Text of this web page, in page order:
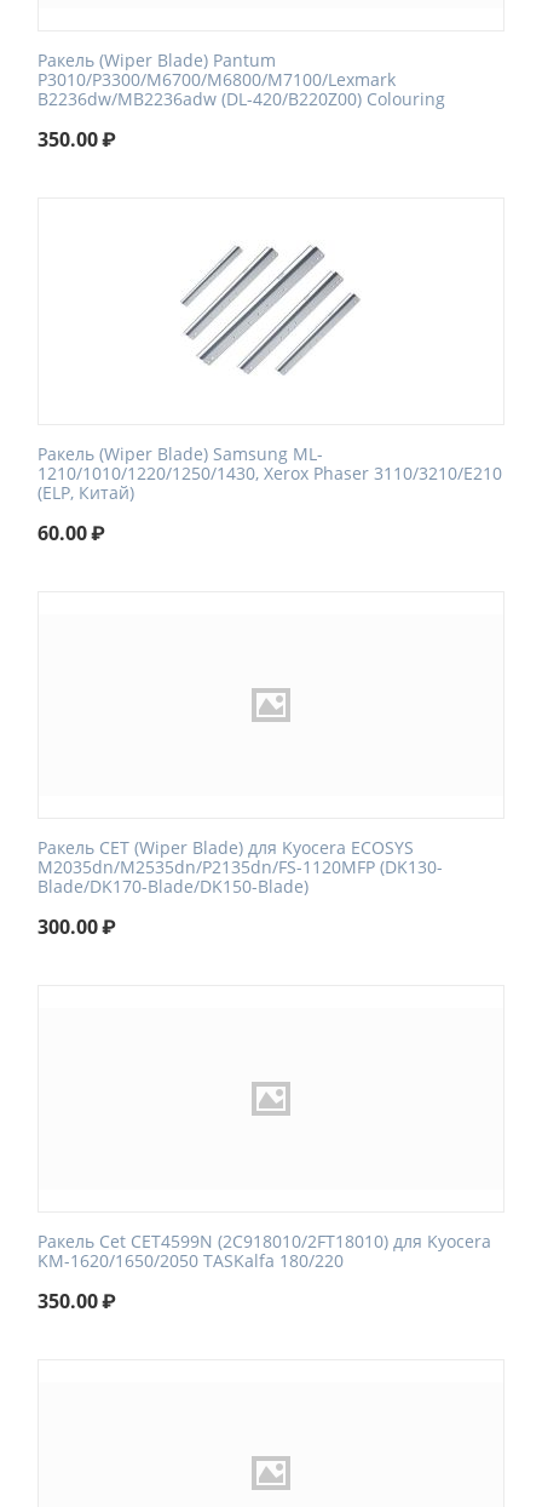
Ракель (Wiper Blade) Pantum
P3010/P3300/M6700/M6800/M7100/Lexmark
B2236dw/MB2236adw (DL-420/B220Z00) Colouring
350.00₽
Ракель (Wiper Blade) Samsung ML-
1210/1010/1220/1250/1430, Xerox Phaser 3110/3210/E210
(ELP, Китай)
60.00₽
Ракель CET (Wiper Blade) для Kyocera ECOSYS
M2035dn/M2535dn/P2135dn/FS-1120MFP (DK130-
Blade/DK170-Blade/DK150-Blade)
300.00₽
Ракель Cet CET4599N (2C918010/2FT18010) для Kyocera
KM-1620/1650/2050 TASKalfa 180/220
350.00₽